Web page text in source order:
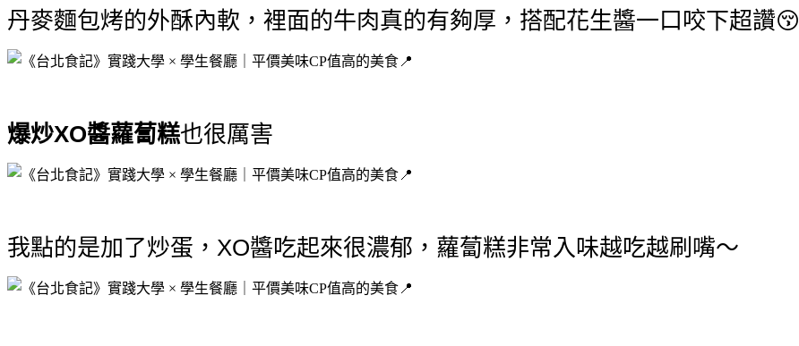
丹麥麵包烤的外酥內軟，裡面的牛肉真的有夠厚，搭配花生醬一口咬下超讚😚
爆炒XO醬蘿蔔糕也很厲害
我點的是加了炒蛋，XO醬吃起來很濃郁，蘿蔔糕非常入味越吃越刷嘴～